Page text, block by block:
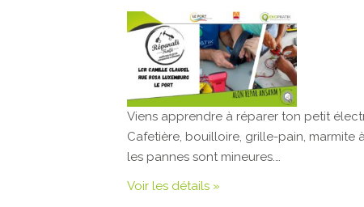
Viens apprendre à réparer ton petit
Cafetière, bouilloire, grille-pain, marmite
les pannes sont mineures.…
Voir les détails »